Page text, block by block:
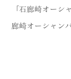
「石廊崎オーシ
廊崎オーシャン